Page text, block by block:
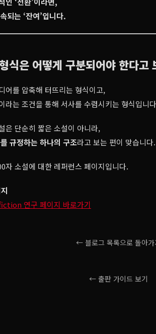
되는 ‘잔여’입니다.
식은 어떻게 구분되어야 한다고
어를 압축해 터뜨리는 형식이고,
라는 조건을 통해 서사를 수렴시키는 형식입니
은 단순히 짧은 소설이 아니라,
규정하는 하나의 구조라고 보는 편이 맞습니다.
자 소설에 대한 레퍼런스 페이지입니다.
연구 페이지 바로가기
← 블로그 목록으로 돌아가
← 출판 가이드 보기